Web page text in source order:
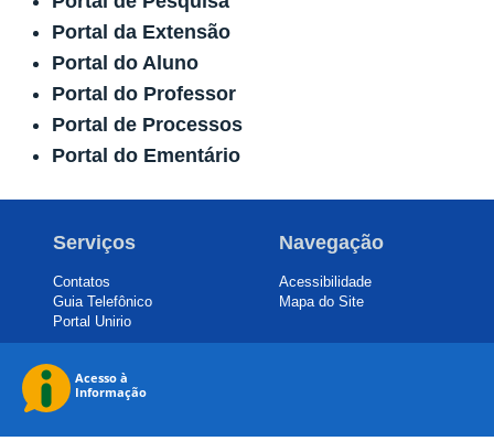
Portal da Extensão
Portal do Aluno
Portal do Professor
Portal de Processos
Portal do Ementário
Serviços
Contatos
Guia Telefônico
Portal Unirio
Navegação
Acessibilidade
Mapa do Site